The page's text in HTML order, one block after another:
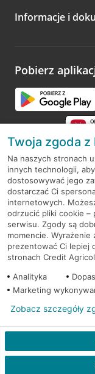
Informacje i
Pobierz
RODO
Regulamin serwisu
Mapa serwisu
PolitykaCookies
© 2026 Credit Agricole
Twoja zgoda
Na naszych stronach
innych technologii,
dostosowywać jego
dostarczać Ci
internetowych.
odrzucić pliki cookie –
serwisu. Zgody są
momencie.
prezentować Ci lepiej
stronach Credit
Analityka
Marketing
Zobacz szczegóły